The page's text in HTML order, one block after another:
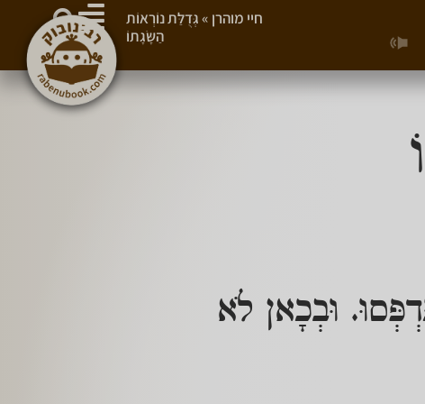
וּבְכָאן לֹא
חיי מוהרן »גְּדֻלַּת נוֹרְאוֹת
הַשָּׂגָתוֹ